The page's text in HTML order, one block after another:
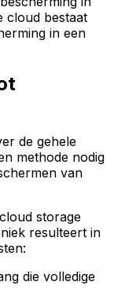
cloud bestaat
in een
de gehele
methode nodig
van
storage
resulteert in
die volledige